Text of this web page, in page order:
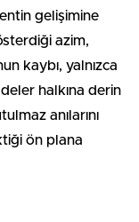
gelişimine
azim,
kaybı, yalnızca
halkına derin
anılarını
ön plana